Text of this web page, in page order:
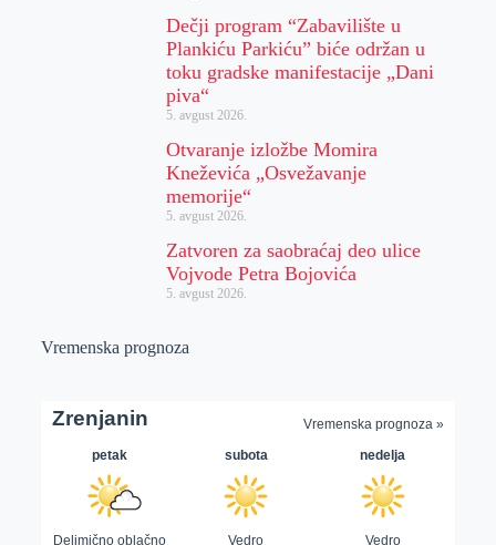
Dečji program “Zabavilište u
Plankiću Parkiću” biće održan u
toku gradske manifestacije „Dani
piva“
5. avgust 2026.
Otvaranje izložbe Momira
Kneževića „Osvežavanje
memorije“
5. avgust 2026.
Zatvoren za saobraćaj deo ulice
Vojvode Petra Bojovića
5. avgust 2026.
Vremenska prognoza